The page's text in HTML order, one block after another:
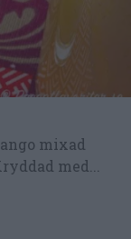
mixad
med...